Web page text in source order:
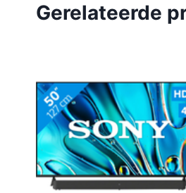
Gerelateerde